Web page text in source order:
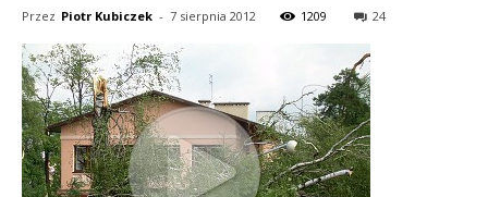
Przez Piotr Kubiczek - 7 sierpnia 2012 1209 24